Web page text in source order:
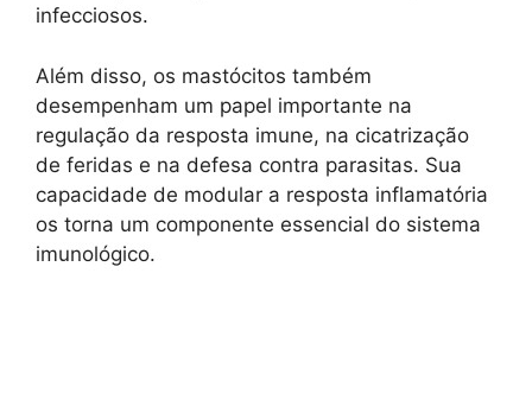
infecciosos.
Além disso, os mastócitos também
desempenham um papel importante na
regulação da resposta imune, na cicatrização
de feridas e na defesa contra parasitas. Sua
capacidade de modular a resposta inflamatória
os torna um componente essencial do sistema
imunológico.